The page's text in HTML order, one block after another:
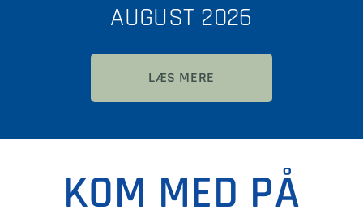
AUGUST 2026
LÆS MERE
KOM MED PÅ